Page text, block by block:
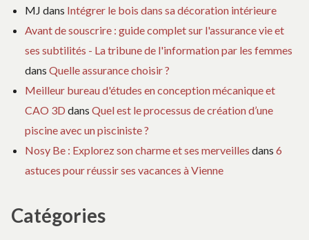
MJ dans Intégrer le bois dans sa décoration intérieure
Avant de souscrire : guide complet sur l'assurance vie et
ses subtilités - La tribune de l'information par les femmes
dans Quelle assurance choisir ?
Meilleur bureau d'études en conception mécanique et
CAO 3D dans Quel est le processus de création d’une
piscine avec un pisciniste ?
Nosy Be : Explorez son charme et ses merveilles dans 6
astuces pour réussir ses vacances à Vienne
Catégories